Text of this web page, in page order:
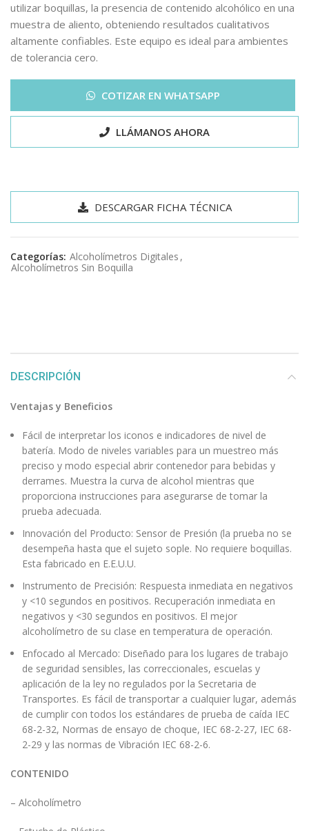
utilizar boquillas, la presencia de contenido alcohólico en una
muestra de aliento, obteniendo resultados cualitativos
altamente confiables. Este equipo es ideal para ambientes
de tolerancia cero.
COTIZAR EN WHATSAPP
LLÁMANOS AHORA
DESCARGAR FICHA TÉCNICA
Categorías: Alcoholímetros Digitales ,
Alcoholímetros Sin Boquilla
DESCRIPCIÓN
Ventajas y Beneficios
Fácil de interpretar los iconos e indicadores de nivel de
batería. Modo de niveles variables para un muestreo más
preciso y modo especial abrir contenedor para bebidas y
derrames. Muestra la curva de alcohol mientras que
proporciona instrucciones para asegurarse de tomar la
prueba adecuada.
Innovación del Producto: Sensor de Presión (la prueba no se
desempeña hasta que el sujeto sople. No requiere boquillas.
Esta fabricado en E.E.U.U.
Instrumento de Precisión: Respuesta inmediata en negativos
y <10 segundos en positivos. Recuperación inmediata en
negativos y <30 segundos en positivos. El mejor
alcoholímetro de su clase en temperatura de operación.
Enfocado al Mercado: Diseñado para los lugares de trabajo
de seguridad sensibles, las correccionales, escuelas y
aplicación de la ley no regulados por la Secretaria de
Transportes. Es fácil de transportar a cualquier lugar, además
de cumplir con todos los estándares de prueba de caída IEC
68-2-32, Normas de ensayo de choque, IEC 68-2-27, IEC 68-
2-29 y las normas de Vibración IEC 68-2-6.
CONTENIDO
– Alcoholímetro